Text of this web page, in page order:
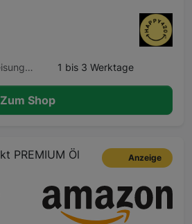
Vorkasse / Überweisung, Kreditkarte
1 bis 3 Werktage
Zum Shop
PREMIUM Öl
Anzeige